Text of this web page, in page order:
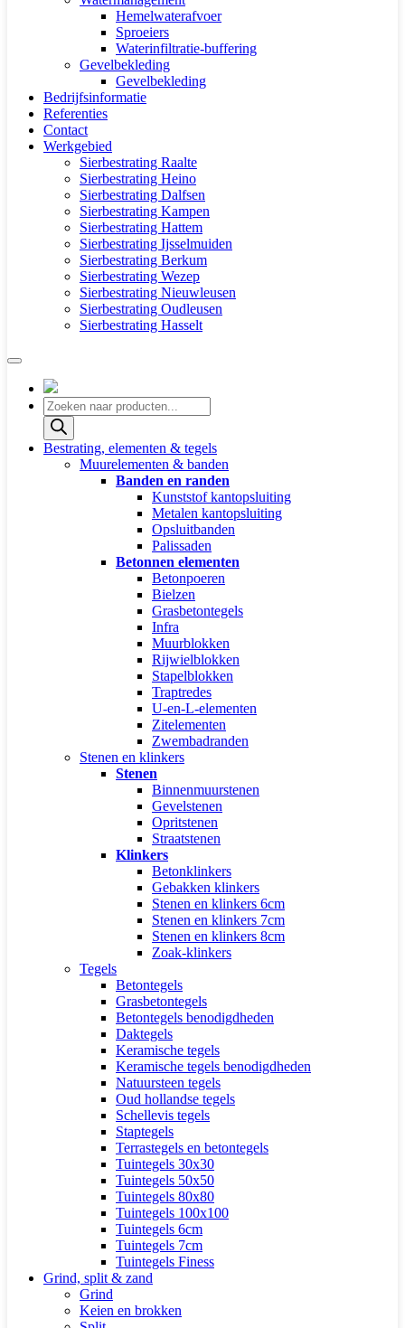
Hemelwaterafvoer
Sproeiers
Waterinfiltratie-buffering
Gevelbekleding
Gevelbekleding
Bedrijfsinformatie
Referenties
Contact
Werkgebied
Sierbestrating Raalte
Sierbestrating Heino
Sierbestrating Dalfsen
Sierbestrating Kampen
Sierbestrating Hattem
Sierbestrating Ijsselmuiden
Sierbestrating Berkum
Sierbestrating Wezep
Sierbestrating Nieuwleusen
Sierbestrating Oudleusen
Sierbestrating Hasselt
Producten
zoeken
Bestrating, elementen & tegels
Muurelementen & banden
Banden en randen
Kunststof kantopsluiting
Metalen kantopsluiting
Opsluitbanden
Palissaden
Betonnen elementen
Betonpoeren
Bielzen
Grasbetontegels
Infra
Muurblokken
Rijwielblokken
Stapelblokken
Traptredes
U-en-L-elementen
Zitelementen
Zwembadranden
Stenen en klinkers
Stenen
Binnenmuurstenen
Gevelstenen
Opritstenen
Straatstenen
Klinkers
Betonklinkers
Gebakken klinkers
Stenen en klinkers 6cm
Stenen en klinkers 7cm
Stenen en klinkers 8cm
Zoak-klinkers
Tegels
Betontegels
Grasbetontegels
Betontegels benodigdheden
Daktegels
Keramische tegels
Keramische tegels benodigdheden
Natuursteen tegels
Oud hollandse tegels
Schellevis tegels
Staptegels
Terrastegels en betontegels
Tuintegels 30x30
Tuintegels 50x50
Tuintegels 80x80
Tuintegels 100x100
Tuintegels 6cm
Tuintegels 7cm
Tuintegels Finess
Grind, split & zand
Grind
Keien en brokken